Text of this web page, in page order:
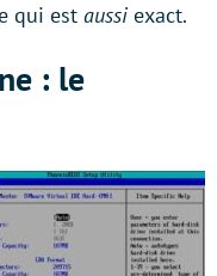
qui est aussi exact.
: le